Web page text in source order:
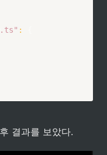
:
결과를 보았다.